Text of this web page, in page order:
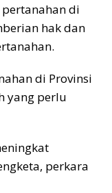
di
hak dan
di Provinsi
yang perlu
perkara